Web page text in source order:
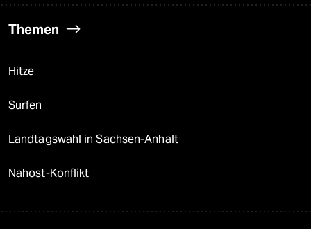
Themen
Hitze
Surfen
Landtagswahl in Sachsen-Anhalt
Nahost-Konflikt